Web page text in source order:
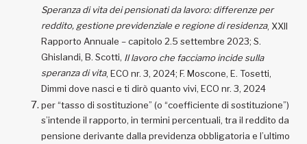
Speranza di vita dei pensionati da lavoro: differenze per
reddito, gestione previdenziale e regione di residenza, XXII
Rapporto Annuale – capitolo 2.5 settembre 2023; S.
Ghislandi, B. Scotti, Il lavoro che facciamo incide sulla
speranza di vita, ECO nr. 3, 2024; F. Moscone, E. Tosetti,
Dimmi dove nasci e ti dirò quanto vivi, ECO nr. 3, 2024
per “tasso di sostituzione” (o “coefficiente di sostituzione”)
s’intende il rapporto, in termini percentuali, tra il reddito da
pensione derivante dalla previdenza obbligatoria e l’ultimo